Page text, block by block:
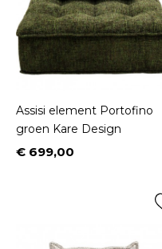
Assisi element Portofino
groen Kare Design
Prijs
€ 699,00